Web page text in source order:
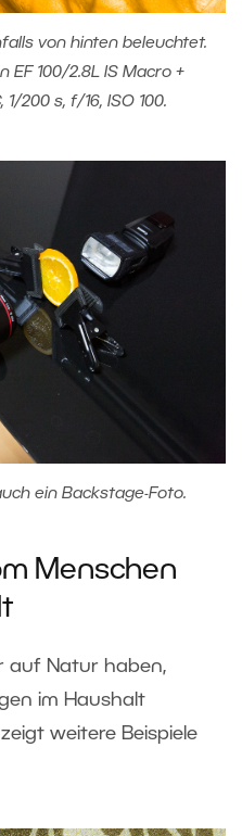
von hinten beleuchtet.
EF 100/2.8L IS Macro +
200 s, f/16, ISO 100.
ein Backstage-Foto.
Menschen
auf Natur haben,
im Haushalt
weitere Beispiele